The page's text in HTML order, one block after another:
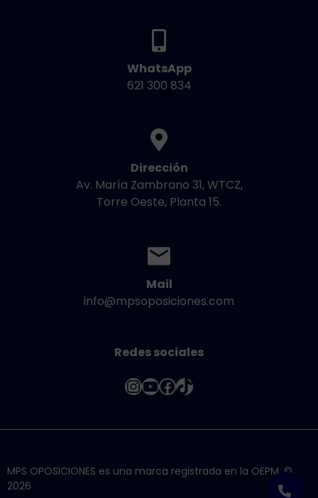
WhatsApp
621 300 834
Dirección
Av. María Zambrano 31, WTCZ,
Torre Oeste, Planta 15.
Mail
info@mpsoposiciones.com
Redes sociales
Instagram
YouTube
Facebook
TikTok
MPS OPOSICIONES es una marca registrada en la OEPM. ©
2026